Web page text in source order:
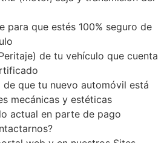
para que estés 100% seguro de
de tu vehículo que cuenta
de que tu nuevo automóvil está
mecánicas y estéticas
actual en parte de pago